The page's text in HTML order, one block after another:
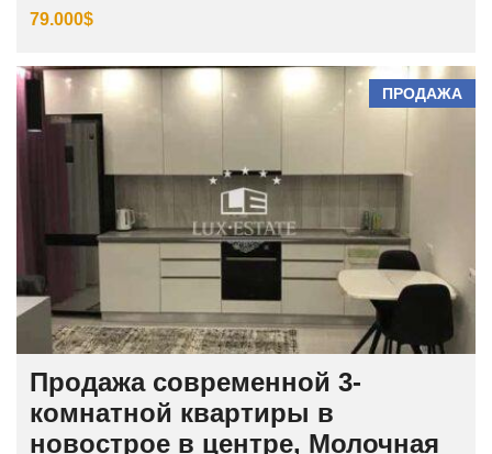
79.000$
ПРОДАЖА
Продажа современной 3-
комнатной квартиры в
новострое в центре, Молочная